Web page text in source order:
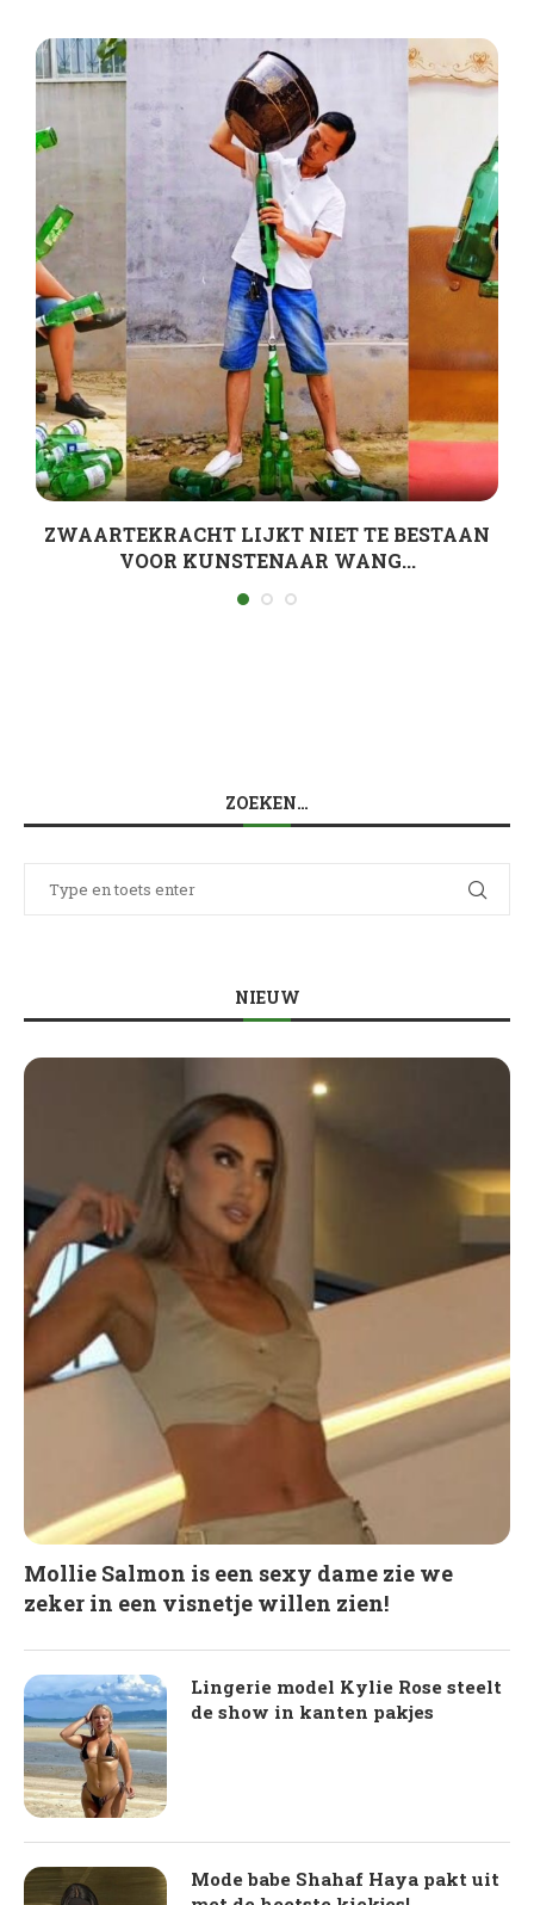
ZWAARTEKRACHT LIJKT NIET TE BESTAAN
VOOR KUNSTENAAR WANG...
ZOEKEN…
NIEUW
Mollie Salmon is een sexy dame zie we
zeker in een visnetje willen zien!
Lingerie model Kylie Rose steelt
de show in kanten pakjes
Mode babe Shahaf Haya pakt uit